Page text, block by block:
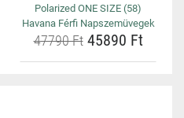
Polarized ONE SIZE (58)
Havana Férfi Napszemüvegek
47790 Ft45890 Ft